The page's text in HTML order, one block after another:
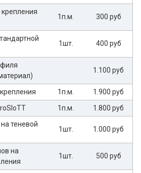
1п.м. 300 руб
1шт. 400 руб
1.100 руб
1п.м.
1.900 руб
1п.м.
1.800 руб
теневой
1шт. 1.000 руб
на
1шт. 500 руб